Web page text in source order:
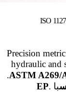
Precision
hydraulic and
ASTM A269/
.
با EP.